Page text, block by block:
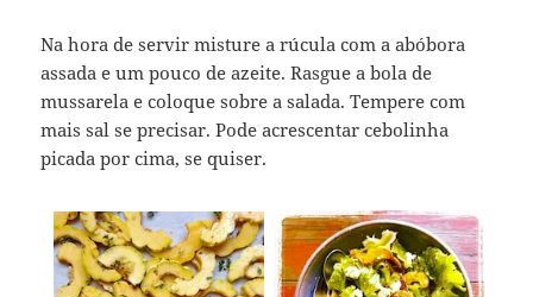
Na hora de servir misture a rúcula com a abóbora
assada e um pouco de azeite. Rasgue a bola de
mussarela e coloque sobre a salada. Tempere com
mais sal se precisar. Pode acrescentar cebolinha
picada por cima, se quiser.